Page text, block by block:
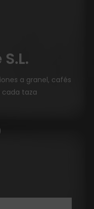
a granel, cafés
taza